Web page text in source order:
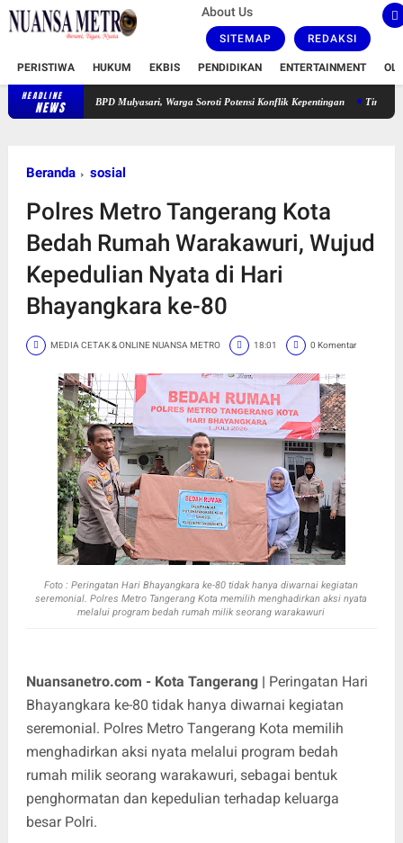
About Us
SITEMAP REDAKSI
PERISTIWA HUKUM EKBIS PENDIDIKAN ENTERTAINMENT
HEADLINE
NEWS
BPD Mulyasari, Warga Soroti Potensi Konflik Kepentingan Tim Puma Jatanras
Beranda sosial
Polres Metro Tangerang Kota
Bedah Rumah Warakawuri, Wujud
Kepedulian Nyata di Hari
Bhayangkara ke-80
MEDIA CETAK & ONLINE NUANSA METRO 18:01 0 Komentar
Foto :Peringatan Hari Bhayangkara ke-80 tidak hanya diwarnai kegiatan
seremonial. Polres Metro Tangerang Kota memilih menghadirkan aksi nyata
melalui program bedah rumah milik seorang warakawuri
Nuansanetro.com - Kota Tangerang | Peringatan Hari
Bhayangkara ke-80 tidak hanya diwarnai kegiatan
seremonial. Polres Metro Tangerang Kota memilih
menghadirkan aksi nyata melalui program bedah
rumah milik seorang warakawuri, sebagai bentuk
penghormatan dan kepedulian terhadap keluarga
besar Polri.